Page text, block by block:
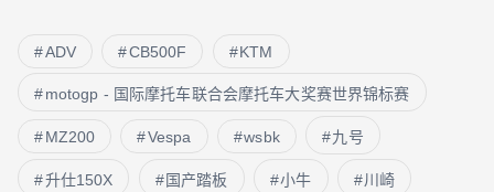
ADV CB500F KTM
motogp - 国际摩托车联合会摩托车大奖赛世界锦标赛
MZ200 Vespa wsbk 九号
升仕150X 国产踏板 小牛 川崎